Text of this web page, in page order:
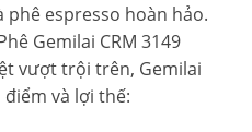
espresso hoàn hảo.
Gemilai CRM 3149
vượt trội trên, Gemilai
điểm và lợi thế: